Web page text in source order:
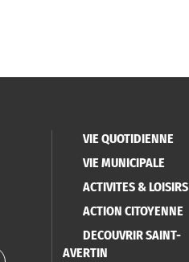
VIE QUOTIDIENNE
VIE MUNICIPALE
ACTIVITES & LOISIRS
ACTION CITOYENNE
DECOUVRIR SAINT-
AVERTIN